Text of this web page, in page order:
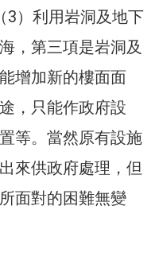
3）利用岩洞及地下
，第三項是岩洞及
增加新的樓面面
，只能作政府設
等。當然原有設施
來供政府處理，但
面對的困難無變